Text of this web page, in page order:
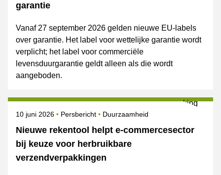
garantie
Vanaf 27 september 2026 gelden nieuwe EU-labels
over garantie. Het label voor wettelijke garantie wordt
verplicht; het label voor commerciële
levensduurgarantie geldt alleen als die wordt
aangeboden.
Nieuwe rekentool helpt e-commercesector
bij keuze voor herbruikbare
verzendverpakkingen
Gepubliceerd op
10 juni 2026 Categorie
Persbericht Onderwerpen
Duurzaamheid